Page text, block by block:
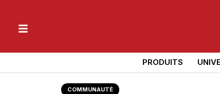
PRODUITS
COMMUNAUTÉ